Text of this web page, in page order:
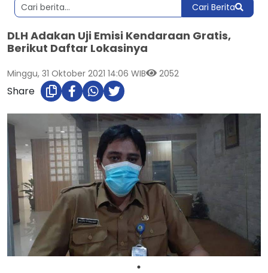
Cari Berita
DLH Adakan Uji Emisi Kendaraan Gratis,
Berikut Daftar Lokasinya
Minggu, 31 Oktober 2021 14:06 WIB 2052
Share